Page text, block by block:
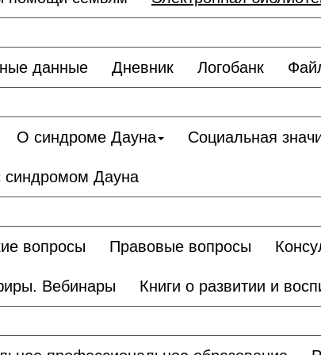
данные Дневник Логобанк
О синдроме Дауна Социальная
синдромом Дауна
вопросы Правовые вопросы
Вебинары Книги о развитии и